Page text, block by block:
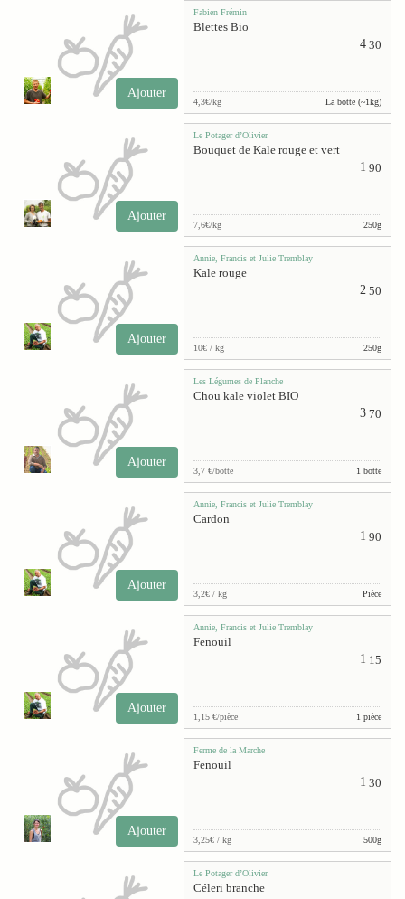
Ajouter
Fabien Frémin
Blettes Bio
4 30
4,3€/kg La botte (~1kg)
Ajouter
Le Potager d’Olivier
Bouquet de Kale rouge et vert
1 90
7,6€/kg 250g
Ajouter
Annie, Francis et Julie Tremblay
Kale rouge
2 50
10€ / kg 250g
Ajouter
Les Légumes de Planche
Chou kale violet BIO
3 70
3,7 €/botte 1 botte
Ajouter
Annie, Francis et Julie Tremblay
Cardon
1 90
3,2€ / kg Pièce
Ajouter
Annie, Francis et Julie Tremblay
Fenouil
1 15
1,15 €/pièce 1 pièce
Ajouter
Ferme de la Marche
Fenouil
1 30
3,25€ / kg 500g
Le Potager d’Olivier
Céleri branche